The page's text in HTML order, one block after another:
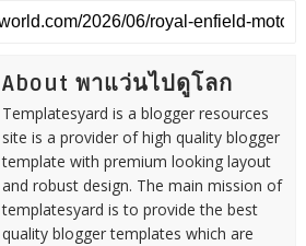
About พาแว่นไปดูโลก
Templatesyard is a blogger resources
site is a provider of high quality blogger
template with premium looking layout
and robust design. The main mission of
templatesyard is to provide the best
quality blogger templates which are